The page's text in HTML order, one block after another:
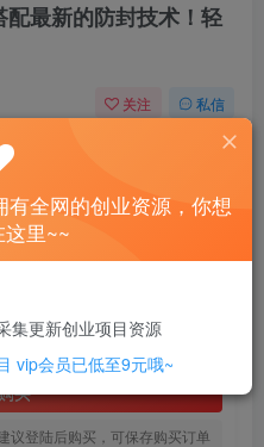
最新的防封技术！轻
关注 私信
快手无人直播，0违规，搭配最新的防封技术！轻松日入1000+
买
议登陆后购买，可保存购买订单
全网的创业资源，你想
里~~
集更新创业项目资源
vip会员已低至9元哦~